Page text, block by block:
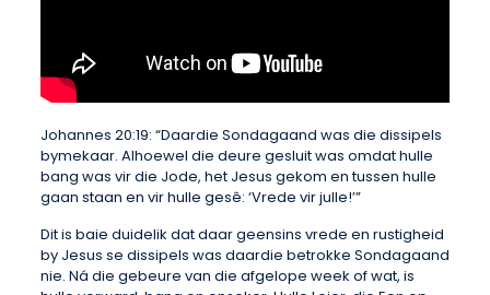
Johannes 20:19: “Daardie Sondagaand was die dissipels
bymekaar. Alhoewel die deure gesluit was omdat hulle
bang was vir die Jode, het Jesus gekom en tussen hulle
gaan staan en vir hulle gesê: ‘Vrede vir julle!’”
Dit is baie duidelik dat daar geensins vrede en rustigheid
by Jesus se dissipels was daardie betrokke Sondagaand
nie. Ná die gebeure van die afgelope week of wat, is